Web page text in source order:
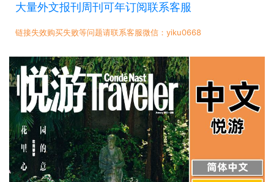
大量外文报刊周刊可年订阅联系客服
链接失效购买失败等问题请联系客服微信：yiku0668